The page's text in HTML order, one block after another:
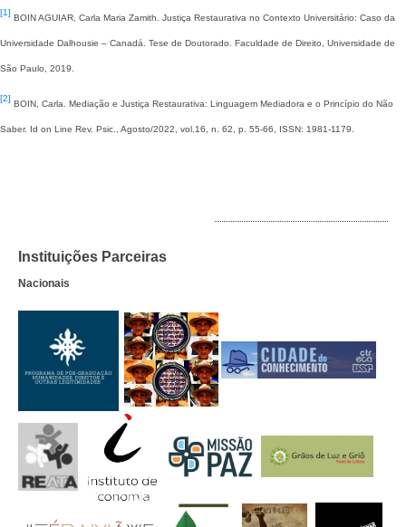
[1] BOIN AGUIAR, Carla Maria Zamith. Justiça Restaurativa no Contexto Universitário: Caso da
Universidade Dalhousie – Canadá. Tese de Doutorado. Faculdade de Direito, Universidade de
São Paulo, 2019.
[2] BOIN, Carla. Mediação e Justiça Restaurativa: Linguagem Mediadora e o Princípio do Não
Saber. Id on Line Rev. Psic., Agosto/2022, vol.16, n. 62, p. 55-66, ISSN: 1981-1179.
Instituições Parceiras
Nacionais